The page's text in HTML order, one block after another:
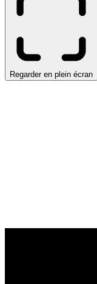
Regarder en plein écran